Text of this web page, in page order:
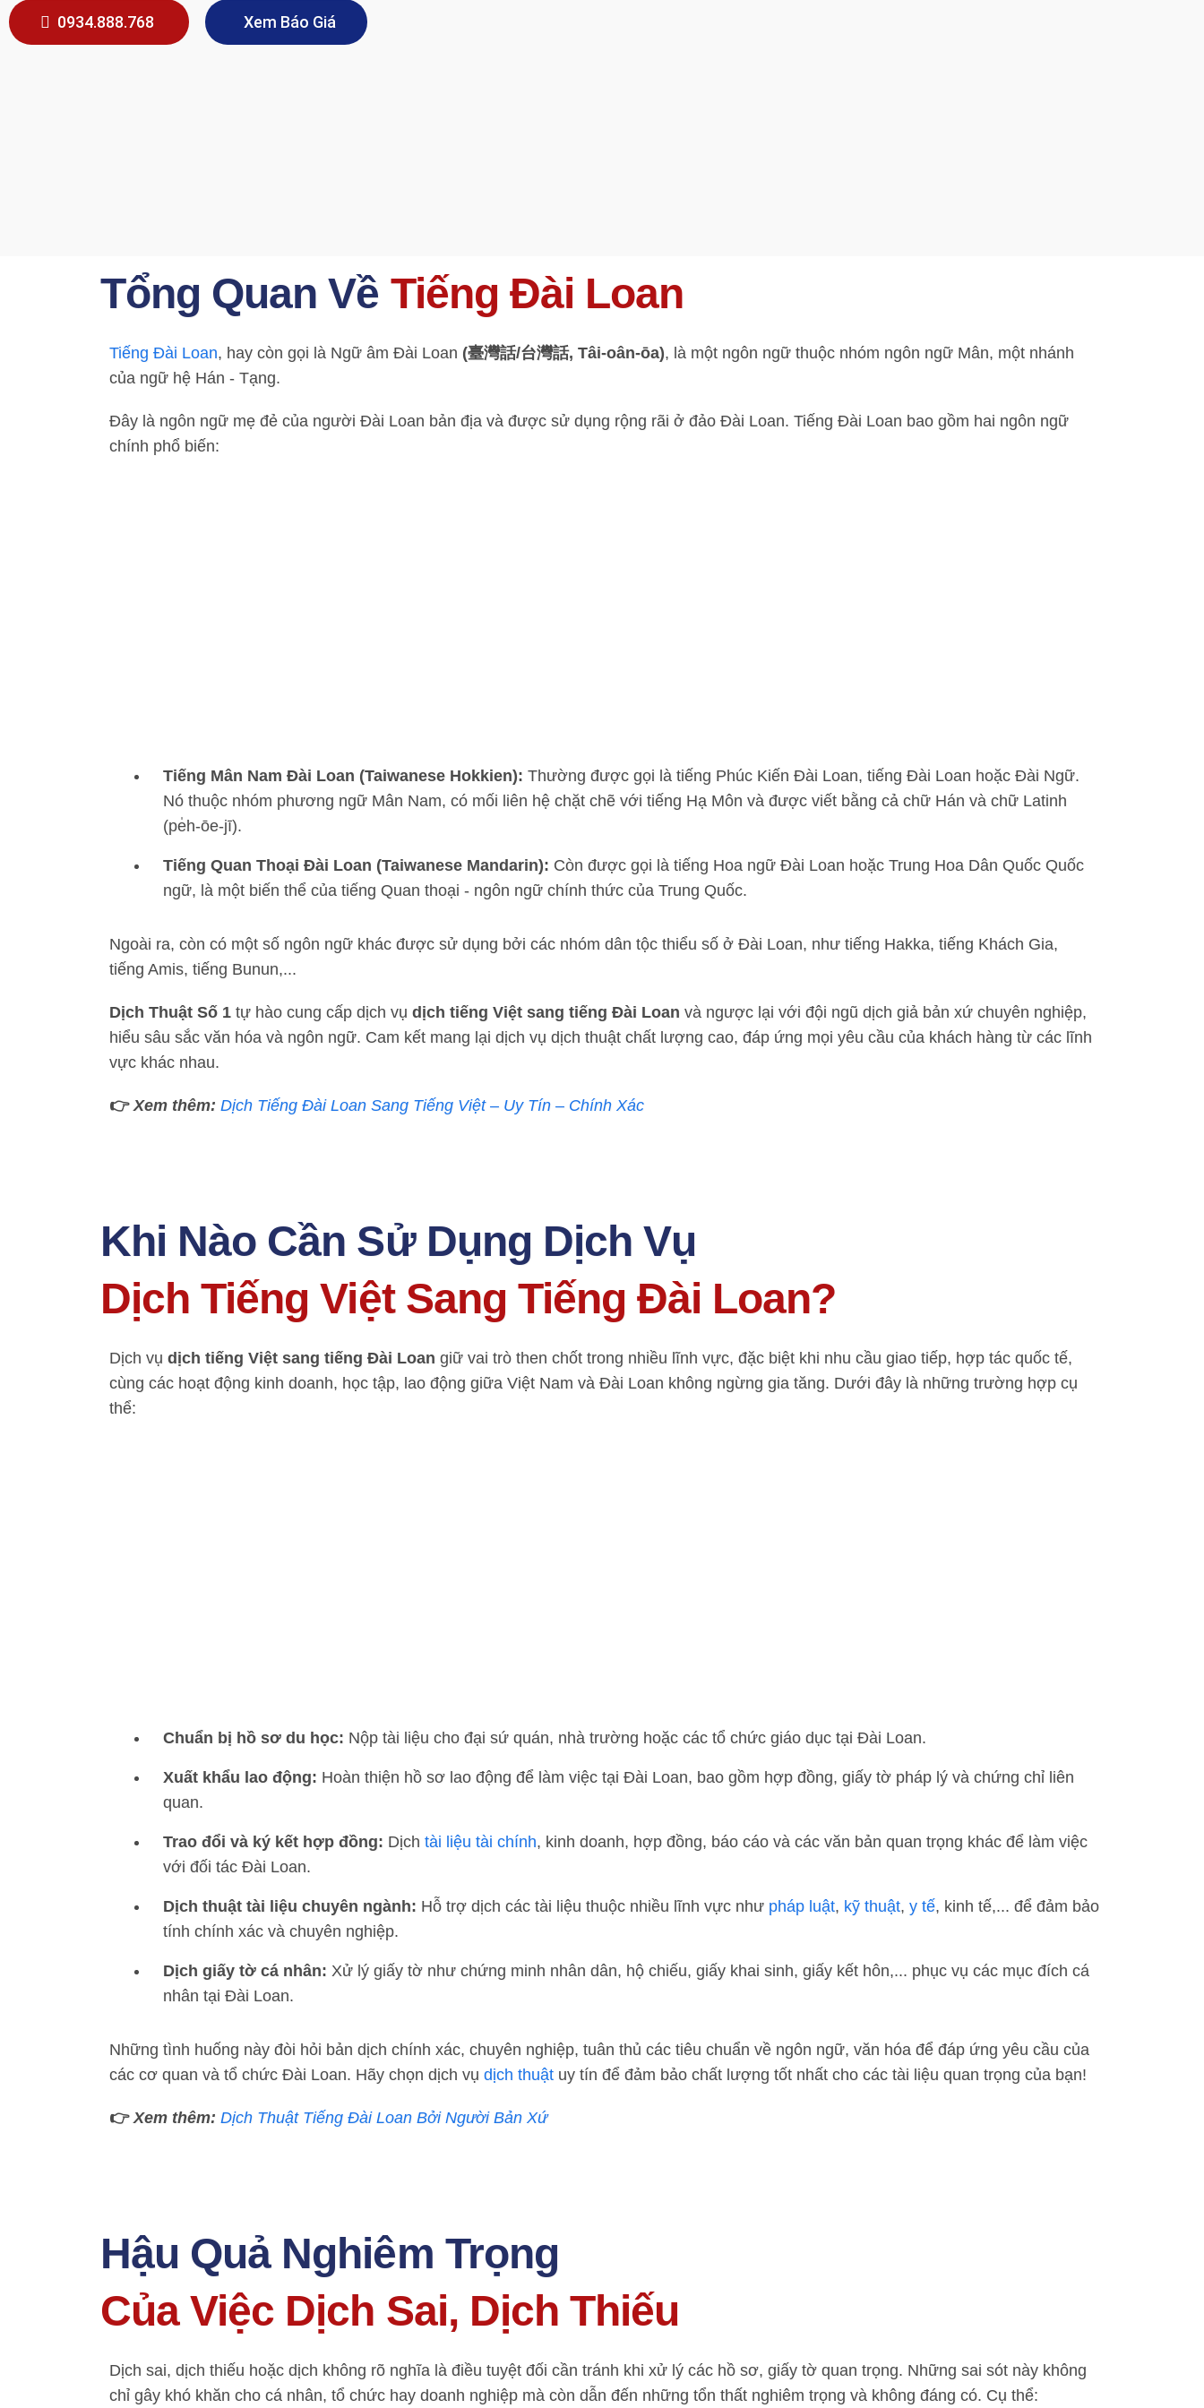
0934.888.768 Xem Báo Giá
Tổng Quan Về Tiếng Đài Loan
Tiếng Đài Loan, hay còn gọi là Ngữ âm Đài Loan (臺灣話/台灣話, Tâi-oân-ōa), là một ngôn ngữ thuộc nhóm ngôn ngữ Mân, một nhánh
của ngữ hệ Hán - Tạng.
Đây là ngôn ngữ mẹ đẻ của người Đài Loan bản địa và được sử dụng rộng rãi ở đảo Đài Loan. Tiếng Đài Loan bao gồm hai ngôn ngữ
chính phổ biến:
Tiếng Mân Nam Đài Loan (Taiwanese Hokkien): Thường được gọi là tiếng Phúc Kiến Đài Loan, tiếng Đài Loan hoặc Đài Ngữ.
Nó thuộc nhóm phương ngữ Mân Nam, có mối liên hệ chặt chẽ với tiếng Hạ Môn và được viết bằng cả chữ Hán và chữ Latinh
(pe̍h-ōe-jī).
Tiếng Quan Thoại Đài Loan (Taiwanese Mandarin): Còn được gọi là tiếng Hoa ngữ Đài Loan hoặc Trung Hoa Dân Quốc Quốc
ngữ, là một biến thể của tiếng Quan thoại - ngôn ngữ chính thức của Trung Quốc.
Ngoài ra, còn có một số ngôn ngữ khác được sử dụng bởi các nhóm dân tộc thiểu số ở Đài Loan, như tiếng Hakka, tiếng Khách Gia,
tiếng Amis, tiếng Bunun,...
Dịch Thuật Số 1 tự hào cung cấp dịch vụ dịch tiếng Việt sang tiếng Đài Loan và ngược lại với đội ngũ dịch giả bản xứ chuyên nghiệp,
hiểu sâu sắc văn hóa và ngôn ngữ. Cam kết mang lại dịch vụ dịch thuật chất lượng cao, đáp ứng mọi yêu cầu của khách hàng từ các lĩnh
vực khác nhau.
👉Xem thêm: Dịch Tiếng Đài Loan Sang Tiếng Việt – Uy Tín – Chính Xác
Khi Nào Cần Sử Dụng Dịch Vụ
Dịch Tiếng Việt Sang Tiếng Đài Loan?
Dịch vụ dịch tiếng Việt sang tiếng Đài Loan giữ vai trò then chốt trong nhiều lĩnh vực, đặc biệt khi nhu cầu giao tiếp, hợp tác quốc tế,
cùng các hoạt động kinh doanh, học tập, lao động giữa Việt Nam và Đài Loan không ngừng gia tăng. Dưới đây là những trường hợp cụ
thể:
Chuẩn bị hồ sơ du học: Nộp tài liệu cho đại sứ quán, nhà trường hoặc các tổ chức giáo dục tại Đài Loan.
Xuất khẩu lao động: Hoàn thiện hồ sơ lao động để làm việc tại Đài Loan, bao gồm hợp đồng, giấy tờ pháp lý và chứng chỉ liên
quan.
Trao đổi và ký kết hợp đồng: Dịch tài liệu tài chính, kinh doanh, hợp đồng, báo cáo và các văn bản quan trọng khác để làm việc
với đối tác Đài Loan.
Dịch thuật tài liệu chuyên ngành: Hỗ trợ dịch các tài liệu thuộc nhiều lĩnh vực như pháp luật, kỹ thuật, y tế, kinh tế,... để đảm bảo
tính chính xác và chuyên nghiệp.
Dịch giấy tờ cá nhân: Xử lý giấy tờ như chứng minh nhân dân, hộ chiếu, giấy khai sinh, giấy kết hôn,... phục vụ các mục đích cá
nhân tại Đài Loan.
Những tình huống này đòi hỏi bản dịch chính xác, chuyên nghiệp, tuân thủ các tiêu chuẩn về ngôn ngữ, văn hóa để đáp ứng yêu cầu của
các cơ quan và tổ chức Đài Loan. Hãy chọn dịch vụ dịch thuật uy tín để đảm bảo chất lượng tốt nhất cho các tài liệu quan trọng của bạn!
👉Xem thêm: Dịch Thuật Tiếng Đài Loan Bởi Người Bản Xứ
Hậu Quả Nghiêm Trọng
Của Việc Dịch Sai, Dịch Thiếu
Dịch sai, dịch thiếu hoặc dịch không rõ nghĩa là điều tuyệt đối cần tránh khi xử lý các hồ sơ, giấy tờ quan trọng. Những sai sót này không
chỉ gây khó khăn cho cá nhân, tổ chức hay doanh nghiệp mà còn dẫn đến những tổn thất nghiêm trọng và không đáng có. Cụ thể: